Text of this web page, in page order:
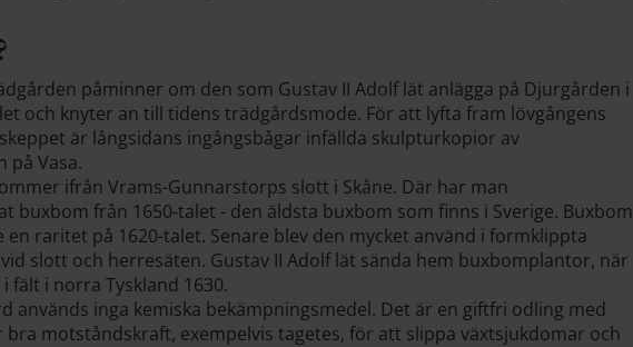
påminner om den som Gustav II Adolf lät anlägga på Djurgården i
och knyter an till tidens trädgårdsmode. För att lyfta fram lövgångens
är långsidans ingångsbågar infällda skulpturkopior av
på Vasa.
ifrån Vrams-Gunnarstorps slott i Skåne. Där har man
buxbom från 1650-talet - den äldsta buxbom som finns i Sverige. Buxbom
raritet på 1620-talet. Senare blev den mycket använd i formklippta
slott och herresäten. Gustav II Adolf lät sända hem buxbomplantor, när
fält i norra Tyskland 1630.
används inga kemiska bekämpningsmedel. Det är en giftfri odling med
bra motståndskraft, exempelvis tagetes, för att slippa växtsjukdomar och